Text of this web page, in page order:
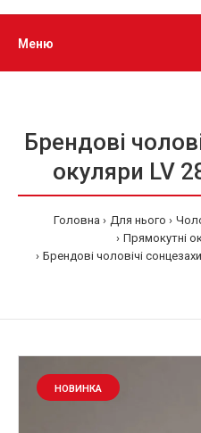
Меню
Брендові
окуляри LV
Головна Для нього
Прямокутні
Брендові чоловічі
НОВИНКА